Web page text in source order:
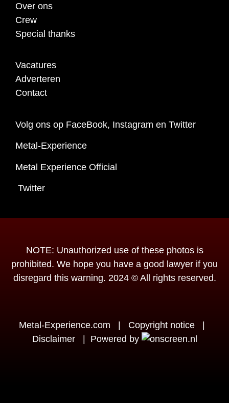
Over ons
Crew
Special thanks
Vacatures
Adverteren
Contact
Volg ons op FaceBook, Instagram en Twitter
Metal-Experience
Metal Experience Official
Twitter
NOTE: Unauthorized use of these photos is
prohibited. We hope you have a good lawyer if you
disregard this warning. 2024 © All rights reserved.
Metal-Experience.com | Copyright notice
|
Disclaimer
| Powered by